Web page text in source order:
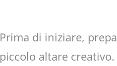
Prima di iniziare,
piccolo altare creativo.